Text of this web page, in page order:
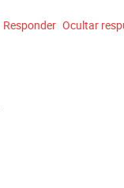
Responder Ocultar